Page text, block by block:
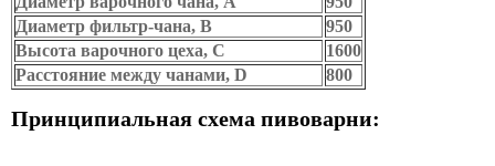
Диаметр фильтр-чана, B
950
Высота варочного цеха, C
1600
Расстояние между чанами, D
800
Принципиальная схема пивоварни: